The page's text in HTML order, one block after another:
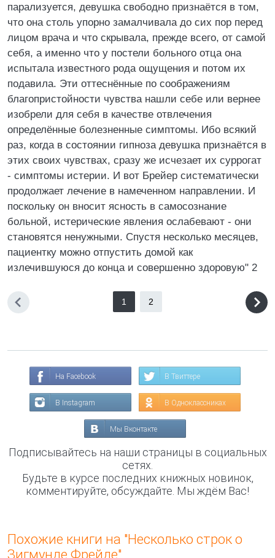
парализуется, девушка свободно признаётся в том,
что она столь упорно замалчивала до сих пор перед
лицом врача и что скрывала, прежде всего, от самой
себя, а именно что у постели больного отца она
испытала известного рода ощущения и потом их
подавила. Эти оттеснённые по соображениям
благопристойности чувства нашли себе или вернее
изобрели для себя в качестве отвлечения
определённые болезненные симптомы. Ибо всякий
раз, когда в состоянии гипноза девушка признаётся в
этих своих чувствах, сразу же исчезает их суррогат
- симптомы истерии. И вот Брейер систематически
продолжает лечение в намеченном направлении. И
поскольку он вносит ясность в самосознание
больной, истерические явления ослабевают - они
становятся ненужными. Спустя несколько месяцев,
пациентку можно отпустить домой как
излечившуюся до конца и совершенно здоровую" 2
1 2
На Facebook В Твиттере
В Instagram В Одноклассниках
Мы Вконтакте
Подписывайтесь на наши страницы в социальных
сетях.
Будьте в курсе последних книжных новинок,
комментируйте, обсуждайте. Мы ждём Вас!
Похожие книги на "Несколько строк о
Зигмунде Фрейде"